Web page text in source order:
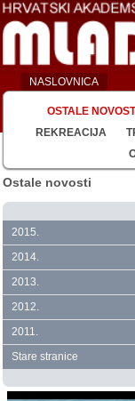
NASLOVNICA
OSTALE
REKREACIJA
Ostale novosti
2015.
2014.
2013.
2012.
2011.
Stare stranice